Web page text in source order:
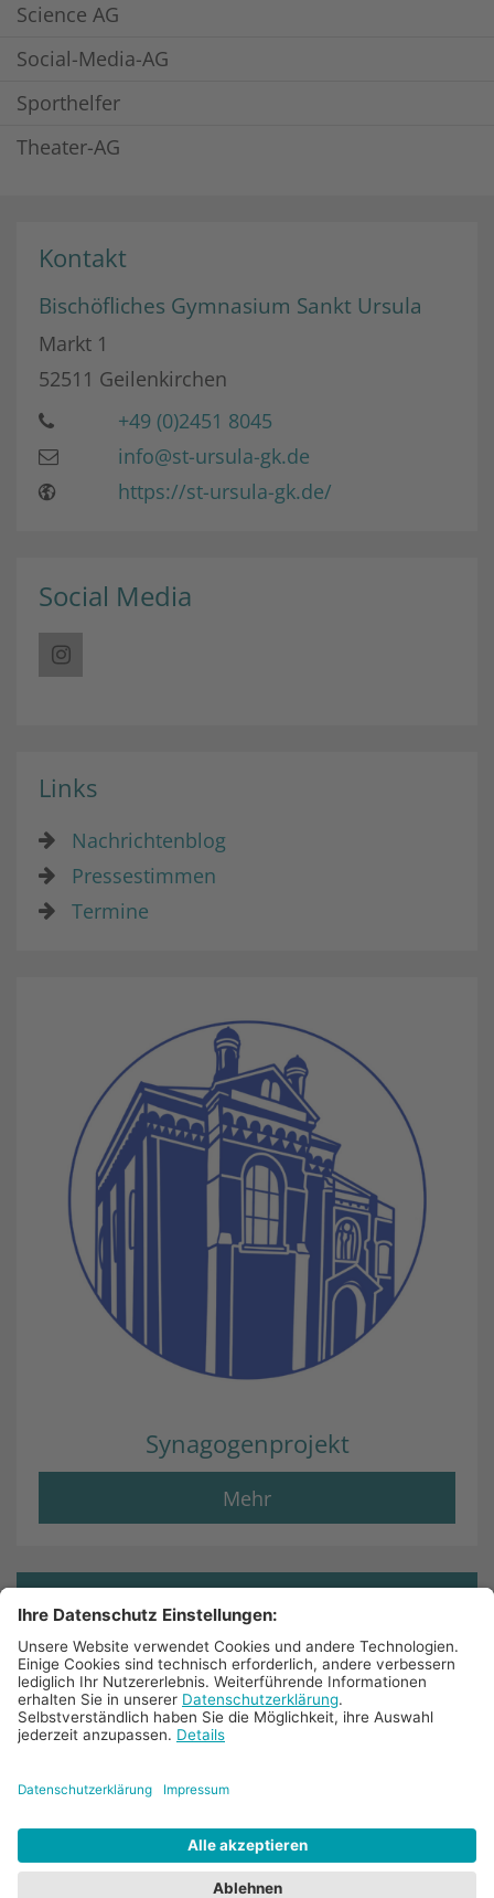
Science AG
Social-Media-AG
Sporthelfer
Theater-AG
Kontakt
Bischöfliches Gymnasium Sankt Ursula
Markt 1
52511 Geilenkirchen
+49 (0)2451 8045
info@st-ursula-gk.de
https://st-ursula-gk.de/
Social Media
Links
Nachrichtenblog
Pressestimmen
Termine
Synagogenprojekt
Mehr
© 2025 Bistum Aachen
Impressum